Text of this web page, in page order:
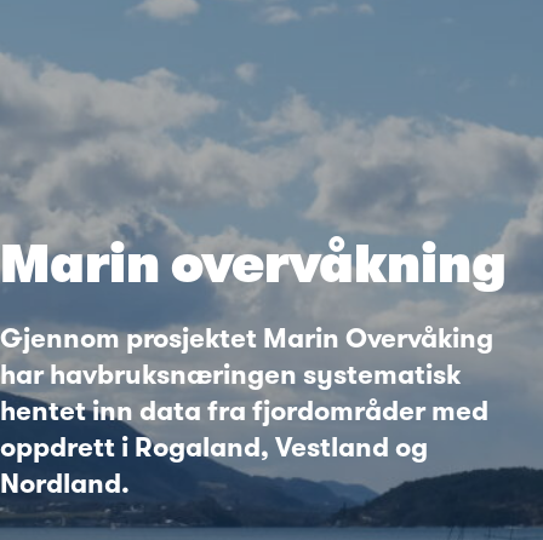
Marin overvåkning
Gjennom prosjektet Marin Overvåking
har havbruksnæringen systematisk
hentet inn data fra fjordområder med
oppdrett i Rogaland, Vestland og
Nordland.